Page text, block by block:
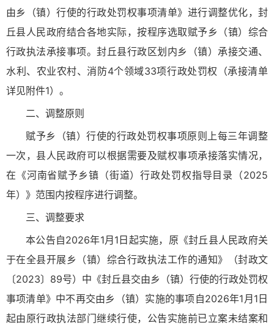
由乡（镇）行使的行政处罚权事项清单》进行调整优化，封
丘县人民政府结合各地实际，按程序选取赋予乡（镇）综合
行政执法承接事项。封丘县行政区划内乡（镇）承接交通、
水利、农业农村、消防4个领域33项行政处罚权（承接清单
详见附件1）。
二、调整原则
赋予乡（镇）行使的行政处罚权事项原则上每三年调整
一次，县人民政府可以根据需要及赋权事项承接落实情况，
在《河南省赋予乡镇（街道）行政处罚权指导目录（2025
年）》范围内按程序进行调整。
三、调整要求
本公告自2026年1月1日起实施，原《封丘县人民政府关
于在全县开展乡（镇）综合行政执法工作的通知》（封政文
〔2023〕89号）中《封丘县交由乡（镇）行使的行政处罚权
事项清单》中不再交由乡（镇）实施的事项自2026年1月1日
起由原行政执法部门继续行使，公告实施前已立案未结案和